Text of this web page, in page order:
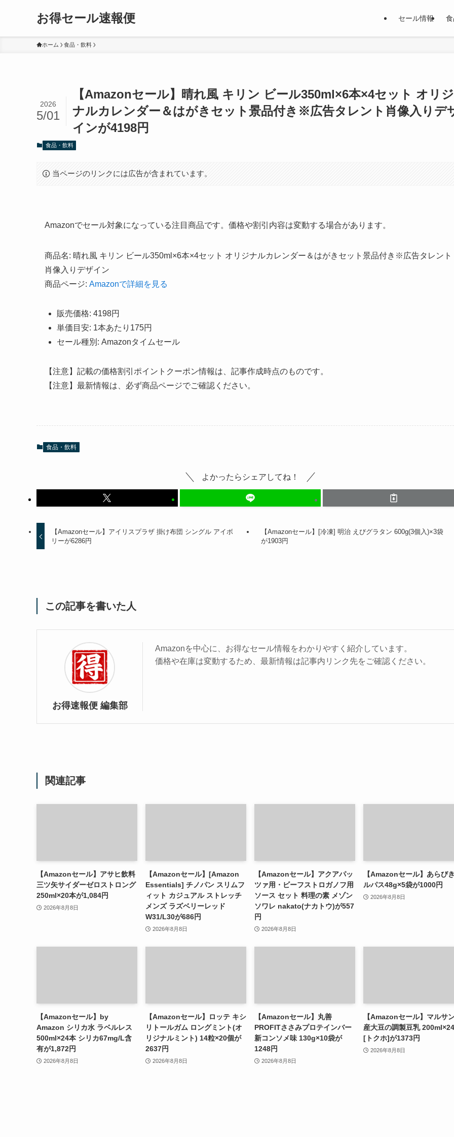
お得セール速報便 セール情報
ホーム 食品・飲料
【Amazonセール】晴れ風 キリン ビール350ml×6本×4セット オリジ
ナルカレンダー＆はがきセット景品付き※広告タレント肖像入りデ
インが4198円
2026
5/01
食品・飲料
当ページのリンクには広告が含まれています。
Amazonでセール対象になっている注目商品です。価格や割引内容は変動する場合があります。
商品名: 晴れ風 キリン ビール350ml×6本×4セット オリジナルカレンダー＆はがきセット景品付き※広告タレント
肖像入りデザイン
商品ページ: Amazonで詳細を見る
販売価格: 4198円
単価目安: 1本あたり175円
セール種別: Amazonタイムセール
【注意】記載の価格割引ポイントクーポン情報は、記事作成時点のものです。
【注意】最新情報は、必ず商品ページでご確認ください。
食品・飲料
よかったらシェアしてね！
【Amazonセール】アイリスプラザ 掛け布団 シングル アイボ
リーが6286円
【Amazonセール】[冷凍] 明治 えびグラタン 600g(3個入)×3袋
が1903円
この記事を書いた人
お得速報便 編集部
Amazonを中心に、お得なセール情報をわかりやすく紹介しています。
価格や在庫は変動するため、最新情報は記事内リンク先をご確認ください。
関連記事
【Amazonセール】アサヒ飲料
三ツ矢サイダーゼロストロング
250ml×20本が1,084円
2026年8月8日
【Amazonセール】[Amazon
Essentials] チノパン スリムフ
ィット カジュアル ストレッチ
メンズ ラズベリーレッド
W31/L30が686円
2026年8月8日
【Amazonセール】アクアパッ
ツァ用・ビーフストロガノフ用
ソース セット 料理の素 メゾン
ソワレ nakato(ナカトウ)が557
円
2026年8月8日
【Amazonセール】あらび
ルパス48g×5袋が1000円
2026年8月8日
【Amazonセール】by
Amazon シリカ水 ラベルレス
500ml×24本 シリカ67mg/L含
有が1,872円
2026年8月8日
【Amazonセール】ロッテ キシ
リトールガム ロングミント(オ
リジナルミント) 14粒×20個が
2637円
2026年8月8日
【Amazonセール】丸善
PROFITささみプロテインバー
新コンソメ味 130g×10袋が
1248円
2026年8月8日
【Amazonセール】マルサ
産大豆の調製豆乳
[トクホ]が1373円
2026年8月8日